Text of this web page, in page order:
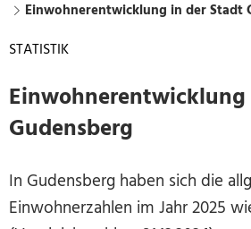
Einwohnerentwicklung in der Stadt
STATISTIK
Gudensberg
In Gudensberg haben sich die
Einwohnerzahlen im Jahr 2025